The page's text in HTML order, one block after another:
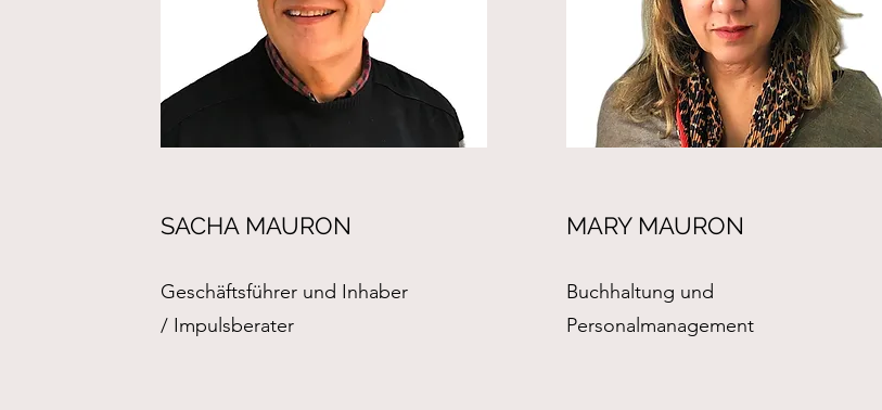
SACHA MAURON
Geschäftsführer und Inhaber
/ Impulsberater
MARY MAURON
Buchhaltung und
Personalmanagement